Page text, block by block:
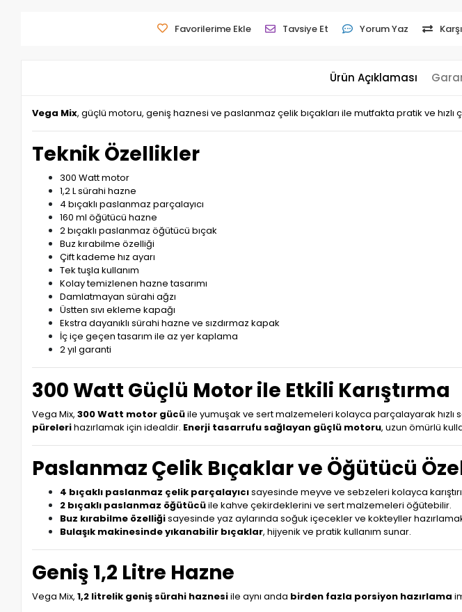
Favorilerime Ekle Tavsiye Et Yorum Yaz
Ürün Açıklaması
Vega Mix, güçlü motoru, geniş haznesi ve paslanmaz çelik bıçakları ile mutfakta pratik ve hızlı
Teknik Özellikler
300 Watt motor
1,2 L sürahi hazne
4 bıçaklı paslanmaz parçalayıcı
160 ml öğütücü hazne
2 bıçaklı paslanmaz öğütücü bıçak
Buz kırabilme özelliği
Çift kademe hız ayarı
Tek tuşla kullanım
Kolay temizlenen hazne tasarımı
Damlatmayan sürahi ağzı
Üstten sıvı ekleme kapağı
Ekstra dayanıklı sürahi hazne ve sızdırmaz kapak
İç içe geçen tasarım ile az yer kaplama
2 yıl garanti
300 Watt Güçlü Motor ile Etkili Karıştırma
Vega Mix,300 Watt motor gücüile yumuşak ve sert malzemeleri kolayca parçalayarak hızlı
pürelerihazırlamak için idealdir. Enerji tasarrufu sağlayan güçlü motoru, uzun ömürlü
Paslanmaz Çelik Bıçaklar ve Öğütücü
4 bıçaklı paslanmaz çelik parçalayıcısayesinde meyve ve sebzeleri kolayca
2 bıçaklı paslanmaz öğütücüile kahve çekirdeklerini ve sert malzemeleri öğütebilir.
Buz kırabilme özelliğisayesinde yaz aylarında soğuk içecekler ve kokteyller
Bulaşık makinesinde yıkanabilir bıçaklar, hijyenik ve pratik kullanım sunar.
Geniş 1,2 Litre Hazne
Vega Mix,1,2 litrelik geniş sürahi haznesiile aynı anda birden fazla porsiyon hazırlama